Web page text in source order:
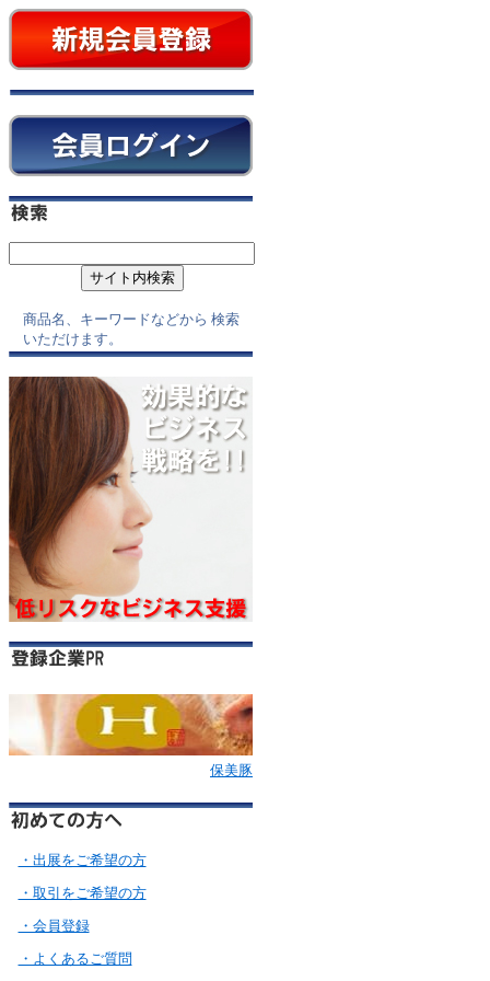
商品名、キーワードなどから 検索
いただけます。
保美豚
・出展をご希望の方
・取引をご希望の方
・会員登録
・よくあるご質問